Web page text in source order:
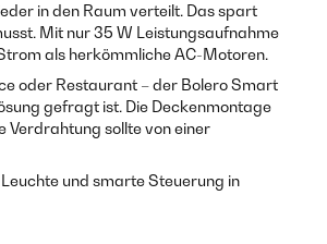
in den Raum verteilt. Das spart
Mit nur 35 W Leistungsaufnahme
als herkömmliche AC-Motoren.
oder Restaurant – der Bolero Smart
gefragt ist. Die Deckenmontage
Verdrahtung sollte von einer
und smarte Steuerung in